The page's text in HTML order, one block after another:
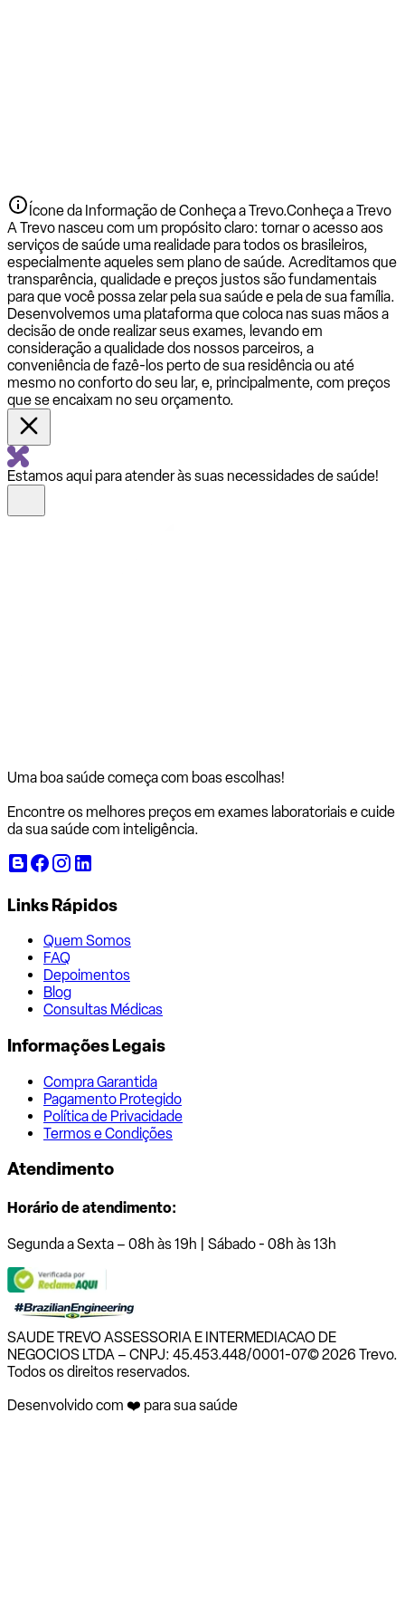
Ícone da Informação de Conheça a Trevo.Conheça a Trevo
A Trevo nasceu com um propósito claro: tornar o acesso aos
serviços de saúde uma realidade para todos os brasileiros,
especialmente aqueles sem plano de saúde. Acreditamos que
transparência, qualidade e preços justos são fundamentais
para que você possa zelar pela sua saúde e pela de sua família.
Desenvolvemos uma plataforma que coloca nas suas mãos a
decisão de onde realizar seus exames, levando em
consideração a qualidade dos nossos parceiros, a
conveniência de fazê-los perto de sua residência ou até
mesmo no conforto do seu lar, e, principalmente, com preços
que se encaixam no seu orçamento.
Estamos aqui para atender às suas necessidades de saúde!
Uma boa saúde começa com boas escolhas!
Encontre os melhores preços em exames laboratoriais e cuide
da sua saúde com inteligência.
Links Rápidos
Quem Somos
FAQ
Depoimentos
Blog
Consultas Médicas
Informações Legais
Compra Garantida
Pagamento Protegido
Política de Privacidade
Termos e Condições
Atendimento
Horário de atendimento:
Segunda a Sexta – 08h às 19h | Sábado - 08h às 13h
SAUDE TREVO ASSESSORIA E INTERMEDIACAO DE
NEGOCIOS LTDA – CNPJ: 45.453.448/0001-07© 2026 Trevo.
Todos os direitos reservados.
Desenvolvido com ❤️ para sua saúde